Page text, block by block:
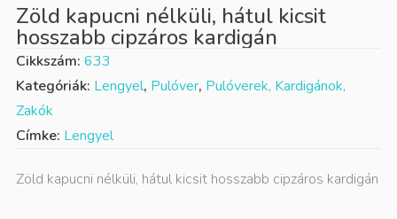
Zöld kapucni nélküli, hátul kicsit
hosszabb cipzáros kardigán
Cikkszám: 633
Kategóriák: Lengyel, Pulóver, Pulóverek, Kardigánok,
Zakók
Címke: Lengyel
Zöld kapucni nélküli, hátul kicsit hosszabb cipzáros kardigán